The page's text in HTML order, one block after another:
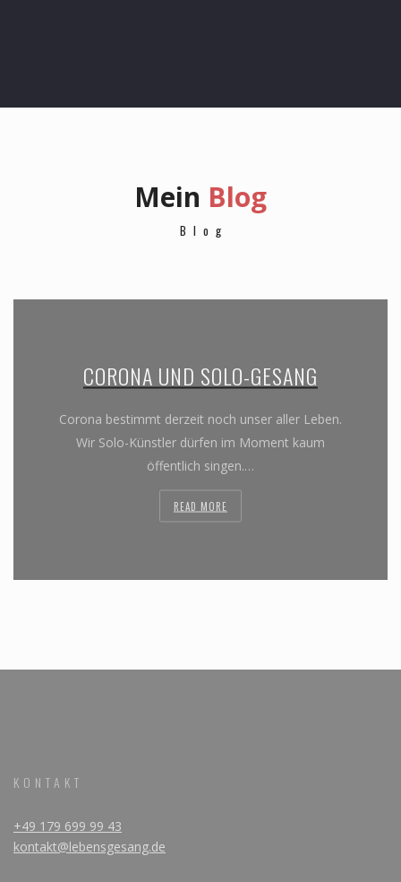
Mein Blog
Blog
CORONA UND SOLO-GESANG
Corona bestimmt derzeit noch unser aller Leben.
Wir Solo-Künstler dürfen im Moment kaum
öffentlich singen.…
READ MORE
KONTAKT
+49 179 699 99 43
kontakt@lebensgesang.de